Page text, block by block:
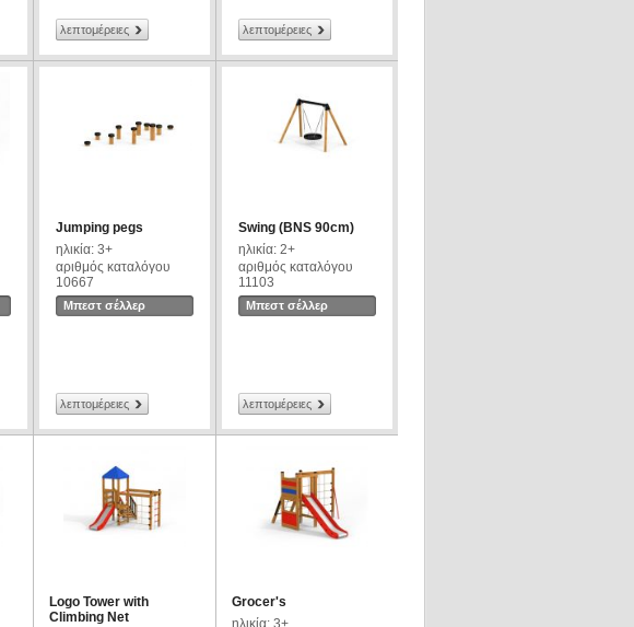
λεπτομέρειες λεπτομέρειες
Jumping pegs
ηλικία: 3+
αριθμός καταλόγου
10667
Μπεστ σέλλερ
λεπτομέρειες
Swing (BNS 90cm)
ηλικία: 2+
αριθμός καταλόγου
11103
Μπεστ σέλλερ
λεπτομέρειες
Logo Tower with
Climbing Net
Grocer's
ηλικία: 3+